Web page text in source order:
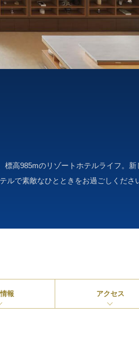
高985mのリゾートホテルライフ。新
で素敵なひとときをお過ごしくださ
報 アクセス